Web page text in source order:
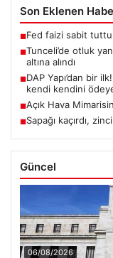
Son Eklenen
■Fed faizi sabit tuttu
■Tunceli’de otluk
altına alındı
■DAP Yapı’dan bir
kendi kendini
■Açık Hava
■Sapağı kaçırdı,
Güncel
06/08/2026